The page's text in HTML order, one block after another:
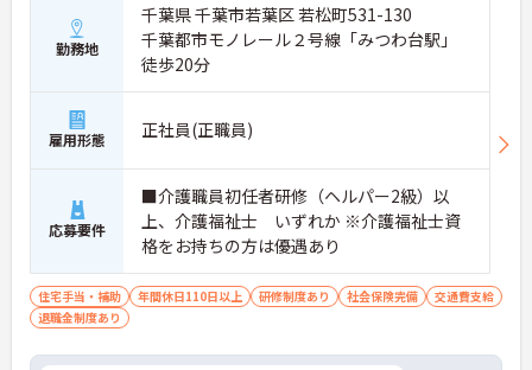
勤務地
千葉県 千葉市若葉区 若松町531-130
千葉都市モノレール２号線「みつわ台駅」
徒歩20分
雇用形態 正社員(正職員)
応募要件
■介護職員初任者研修（ヘルパー2級）以
上、介護福祉士 いずれか ※介護福祉士資
格をお持ちの方は優遇あり
住宅手当・補助 年間休日110日以上 研修制度あり 社会保険完備
交通費支給
退職金制度あり